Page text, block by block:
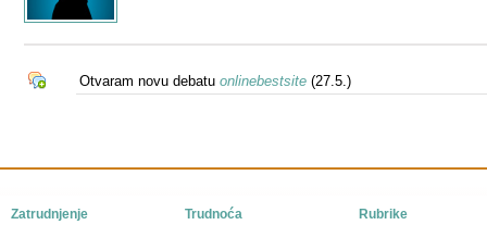
Otvaram novu debatu onlinebestsite(27.5.)
Zatrudnjenje
Trudnoća
Rubrike